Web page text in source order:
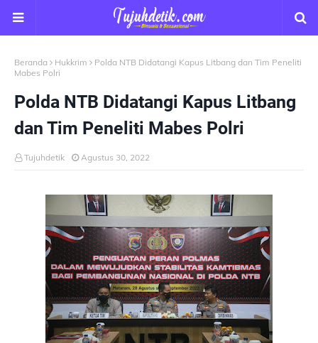
Beranda Hukkrim
Polda NTB Didatangi Kapus Litbang dan Tim Peneliti
Mabes Polri
Polda NTB Didatangi Kapus Litbang
dan Tim Peneliti Mabes Polri
Tujuhdetik Agustus 30, 2022